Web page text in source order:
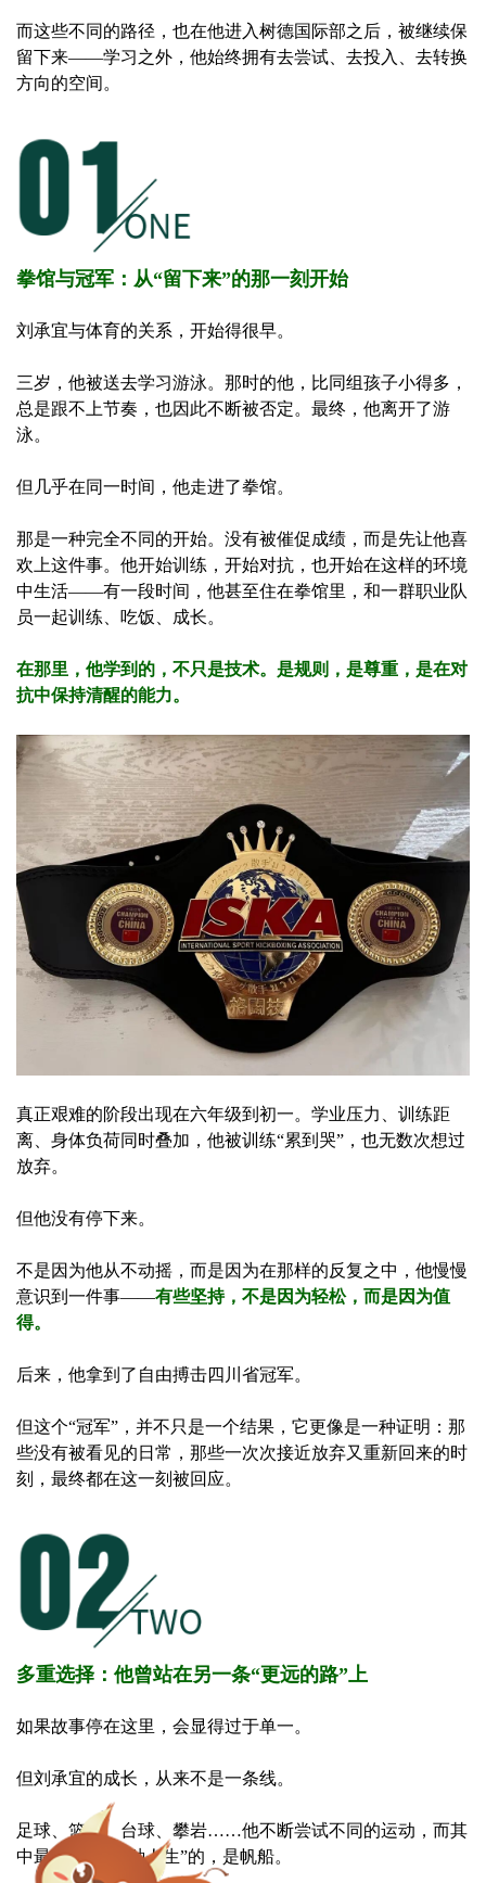
而这些不同的路径，也在他进入树德国际部之后，被继续保
留下来——学习之外，他始终拥有去尝试、去投入、去转换
方向的空间。
拳馆与冠军：从“留下来”的那一刻开始
刘承宜与体育的关系，开始得很早。
三岁，他被送去学习游泳。那时的他，比同组孩子小得多，
总是跟不上节奏，也因此不断被否定。最终，他离开了游
泳。
但几乎在同一时间，他走进了拳馆。
那是一种完全不同的开始。没有被催促成绩，而是先让他喜
欢上这件事。他开始训练，开始对抗，也开始在这样的环境
中生活——有一段时间，他甚至住在拳馆里，和一群职业队
员一起训练、吃饭、成长。
在那里，他学到的，不只是技术。是规则，是尊重，是在对
抗中保持清醒的能力。
真正艰难的阶段出现在六年级到初一。学业压力、训练距
离、身体负荷同时叠加，他被训练“累到哭”，也无数次想过
放弃。
但他没有停下来。
不是因为他从不动摇，而是因为在那样的反复之中，他慢慢
意识到一件事——有些坚持，不是因为轻松，而是因为值
得。
后来，他拿到了自由搏击四川省冠军。
但这个“冠军”，并不只是一个结果，它更像是一种证明：那
些没有被看见的日常，那些一次次接近放弃又重新回来的时
刻，最终都在这一刻被回应。
多重选择：他曾站在另一条“更远的路”上
如果故事停在这里，会显得过于单一。
但刘承宜的成长，从来不是一条线。
足球、篮球、台球、攀岩……他不断尝试不同的运动，而其
中最接近“另一种人生”的，是帆船。